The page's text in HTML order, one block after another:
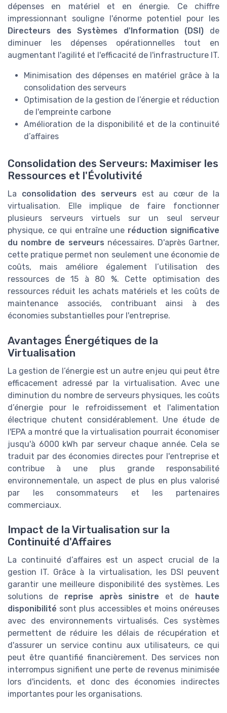
dépenses en matériel et en énergie. Ce chiffre
impressionnant souligne l'énorme potentiel pour les
Directeurs des Systèmes d'Information (DSI) de
diminuer les dépenses opérationnelles tout en
augmentant l'agilité et l'efficacité de l'infrastructure IT.
Minimisation des dépenses en matériel grâce à la
consolidation des serveurs
Optimisation de la gestion de l’énergie et réduction
de l'empreinte carbone
Amélioration de la disponibilité et de la continuité
d’affaires
Consolidation des Serveurs: Maximiser les
Ressources et l'Évolutivité
La consolidation des serveurs est au cœur de la
virtualisation. Elle implique de faire fonctionner
plusieurs serveurs virtuels sur un seul serveur
physique, ce qui entraîne une réduction significative
du nombre de serveurs nécessaires. D'après Gartner,
cette pratique permet non seulement une économie de
coûts, mais améliore également l’utilisation des
ressources de 15 à 80 %. Cette optimisation des
ressources réduit les achats matériels et les coûts de
maintenance associés, contribuant ainsi à des
économies substantielles pour l'entreprise.
Avantages Énergétiques de la
Virtualisation
La gestion de l’énergie est un autre enjeu qui peut être
efficacement adressé par la virtualisation. Avec une
diminution du nombre de serveurs physiques, les coûts
d’énergie pour le refroidissement et l'alimentation
électrique chutent considérablement. Une étude de
l'EPA a montré que la virtualisation pourrait économiser
jusqu'à 6000 kWh par serveur chaque année. Cela se
traduit par des économies directes pour l'entreprise et
contribue à une plus grande responsabilité
environnementale, un aspect de plus en plus valorisé
par les consommateurs et les partenaires
commerciaux.
Impact de la Virtualisation sur la
Continuité d'Affaires
La continuité d’affaires est un aspect crucial de la
gestion IT. Grâce à la virtualisation, les DSI peuvent
garantir une meilleure disponibilité des systèmes. Les
solutions de reprise après sinistre et de haute
disponibilité sont plus accessibles et moins onéreuses
avec des environnements virtualisés. Ces systèmes
permettent de réduire les délais de récupération et
d'assurer un service continu aux utilisateurs, ce qui
peut être quantifié financièrement. Des services non
interrompus signifient une perte de revenus minimisée
lors d'incidents, et donc des économies indirectes
importantes pour les organisations.